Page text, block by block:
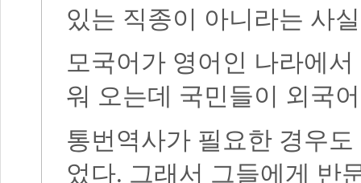
있는 직종이 아니라는 사
모국어가 영어인 나라에서
워 오는데 국민들이 외국
통번역사가 필요한 경우
었다. 그래서 그들에게 반